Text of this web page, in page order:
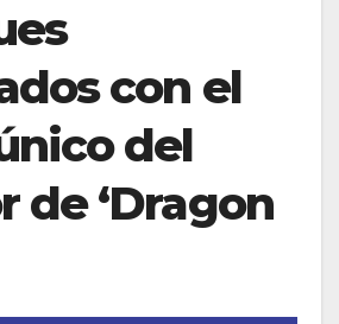
con el
del
de ‘Dragon